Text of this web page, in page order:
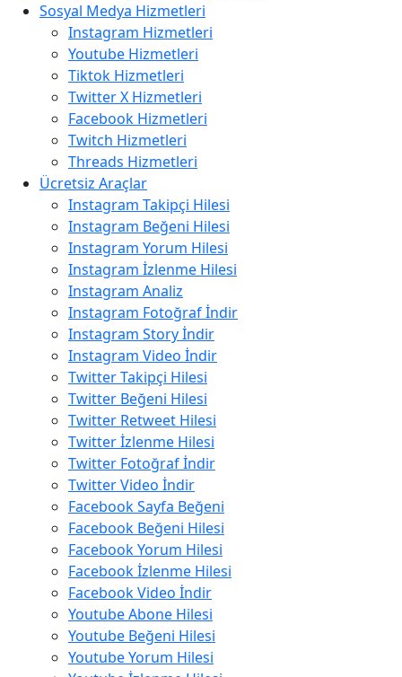
Sosyal Medya Hizmetleri
Instagram Hizmetleri
Youtube Hizmetleri
Tiktok Hizmetleri
Twitter X Hizmetleri
Facebook Hizmetleri
Twitch Hizmetleri
Threads Hizmetleri
Ücretsiz Araçlar
Instagram Takipçi Hilesi
Instagram Beğeni Hilesi
Instagram Yorum Hilesi
Instagram İzlenme Hilesi
Instagram Analiz
Instagram Fotoğraf İndir
Instagram Story İndir
Instagram Video İndir
Twitter Takipçi Hilesi
Twitter Beğeni Hilesi
Twitter Retweet Hilesi
Twitter İzlenme Hilesi
Twitter Fotoğraf İndir
Twitter Video İndir
Facebook Sayfa Beğeni
Facebook Beğeni Hilesi
Facebook Yorum Hilesi
Facebook İzlenme Hilesi
Facebook Video İndir
Youtube Abone Hilesi
Youtube Beğeni Hilesi
Youtube Yorum Hilesi